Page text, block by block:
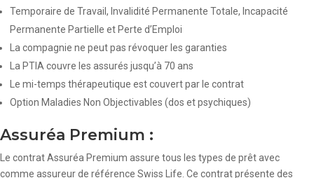
Temporaire de Travail, Invalidité Permanente Totale, Incapacité
Permanente Partielle et Perte d’Emploi
La compagnie ne peut pas révoquer les garanties
La PTIA couvre les assurés jusqu’à 70 ans
Le mi-temps thérapeutique est couvert par le contrat
Option Maladies Non Objectivables (dos et psychiques)
Assuréa Premium :
Le contrat Assuréa Premium assure tous les types de prêt avec
comme assureur de référence Swiss Life. Ce contrat présente des